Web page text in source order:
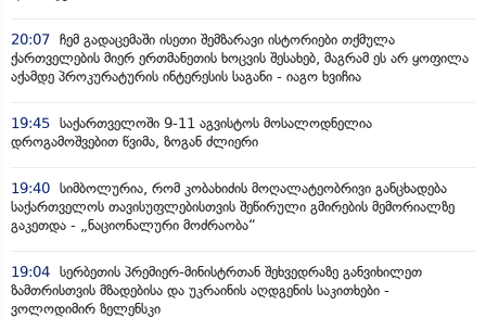
20:07 ჩემ გადაცემაში ისეთი შემზარავი ისტორიები თქმულა
ქართველების მიერ ერთმანეთის ხოცვის შესახებ, მაგრამ ეს არ ყოფილა
აქამდე პროკურატურის ინტერესის საგანი - იაგო ხვიჩია
19:45 საქართველოში 9-11 აგვისტოს მოსალოდნელია
დროგამოშვებით წვიმა, ზოგან ძლიერი
19:40 სიმბოლურია, რომ კობახიძის მოღალატეობრივი განცხადება
საქართველოს თავისუფლებისთვის შეწირული გმირების მემორიალზე
გაკეთდა - „ნაციონალური მოძრაობა“
19:04 სერბეთის პრემიერ-მინისტრთან შეხვედრაზე განვიხილეთ
ზამთრისთვის მზადებისა და უკრაინის აღდგენის საკითხები -
ვოლოდიმირ ზელენსკი